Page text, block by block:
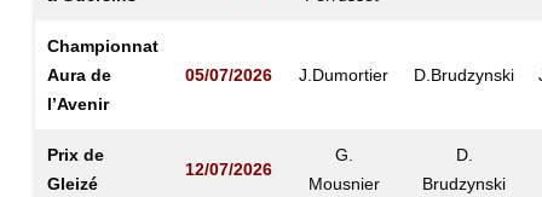
Championnat
Aura de
l’Avenir
05/07/2026 J.Dumortier D.Brudzynski
Prix de
Gleizé
12/07/2026
G.
Mousnier
D.
Brudzynski